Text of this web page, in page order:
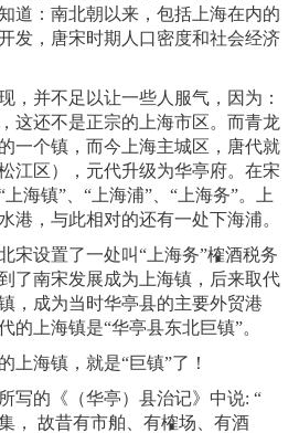
道：南北朝以来，包括上海在内的
发，唐宋时期人口密度和社会经济
并不足以让一些人服气，因为：
这还不是正宗的上海市区。而青龙
一个镇，而今上海主城区，唐代就
江区），元代升级为华亭府。在宋
海镇”、“上海浦”、“上海务”。上
港，与此相对的还有一处下海浦。
设置了一处叫“上海务”榷酒税务
了南宋发展成为上海镇，后来取代
，成为当时华亭县的主要外贸港
的上海镇是“华亭县东北巨镇”。
海镇，就是“巨镇”了！
的《（华亭）县治记》中说: “
， 故昔有市舶、有榷场、有酒